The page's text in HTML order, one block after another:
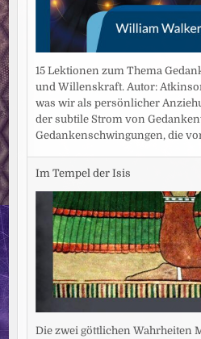
15 Lektionen zum Thema
und Willenskraft. Autor:
was wir als persönlicher
der subtile Strom von
Gedankenschwingungen, die
Im Tempel der Isis
Die zwei göttlichen Wahrheiten